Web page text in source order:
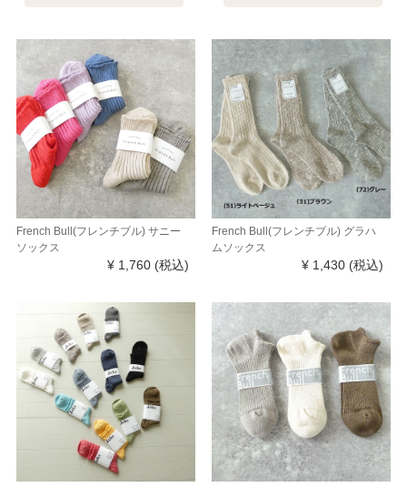
French Bull(フレンチブル) サニー
ソックス
¥ 1,760 (税込)
French Bull(フレンチブル) グラハ
ムソックス
¥ 1,430 (税込)